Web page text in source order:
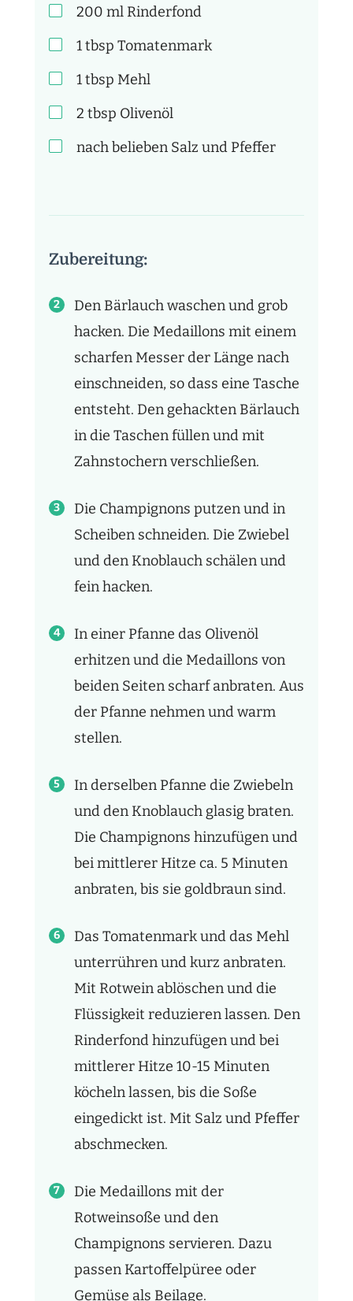
200 ml Rinderfond
1tbsp Tomatenmark
1tbsp Mehl
2 tbsp Olivenöl
nach belieben Salz und Pfeffer
Zubereitung:
Den Bärlauch waschen und grob
hacken. Die Medaillons mit einem
scharfen Messer der Länge nach
einschneiden, so dass eine Tasche
entsteht. Den gehackten Bärlauch
in die Taschen füllen und mit
Zahnstochern verschließen.
Die Champignons putzen und in
Scheiben schneiden. Die Zwiebel
und den Knoblauch schälen und
fein hacken.
In einer Pfanne das Olivenöl
erhitzen und die Medaillons von
beiden Seiten scharf anbraten. Aus
der Pfanne nehmen und warm
stellen.
In derselben Pfanne die Zwiebeln
und den Knoblauch glasig braten.
Die Champignons hinzufügen und
bei mittlerer Hitze ca. 5 Minuten
anbraten, bis sie goldbraun sind.
Das Tomatenmark und das Mehl
unterrühren und kurz anbraten.
Mit Rotwein ablöschen und die
Flüssigkeit reduzieren lassen. Den
Rinderfond hinzufügen und bei
mittlerer Hitze 10-15 Minuten
köcheln lassen, bis die Soße
eingedickt ist. Mit Salz und Pfeffer
abschmecken.
Die Medaillons mit der
Rotweinsoße und den
Champignons servieren. Dazu
passen Kartoffelpüree oder
Gemüse als Beilage.